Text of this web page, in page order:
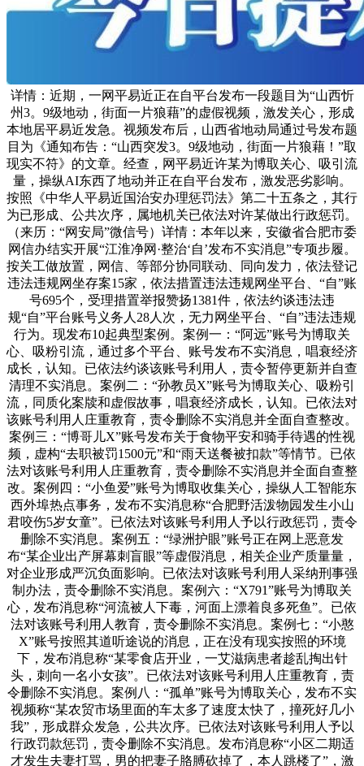
详情：近期，一网平易近正在自平台发布一段题目为“山西忻
州3。9级地动，街面一片狼藉”的虚假视频，激发关心，形成
本地居平易近发急。视频发布后，山西省地动局通过号发布题
目为《通知布告：“山西突发3。9级地动，街面一片狼藉！”取
现实不符》的文章。经查，网平易近许某为博取关心、吸引流
量，操纵AI东西了地动并正在自平台发布，激发恶劣影响。
按照《中华人平易近国治安办理惩罚法》第二十五条之，其行
为已形成、公共次序，属地机关已依法对许某做出行政惩罚。
（来历：“网安局”微信号）详情：本年以来，安徽省合肥市委
网信办结实开展“江淮净网·整治‘自’发布不实消息”专项步履。
按关工做放置，网信、等部分协同联动、同向发力，依法登记
违法违规网坐存案15家，依法措置违法违规网坐平台、“自”账
号695个，受理措置举报赞扬1381件，依法约谈违法违
规“自”平台账号义务人28人次，无力网坐平台、“自”违法违规
行为。现发布10起典型案例。案例一：“阿远”账号为博取关
心、吸粉引流，通过多个平台、账号发布不实消息，唱衰经济
成长，认知。已依法约谈该账号利用人，责令暂停更新并自查
清理不实消息。案例二：“孙教员X”账号为博取关心、吸粉引
流，同质化案牍和虚假故事，唱衰经济成长，认知。已依法对
该账号利用人庄重教育，责令删除不实消息并全面自查整改。
案例三：“博哥儿X”账号发布关于食物平安和骑手待遇的性视
频，虚构“去职被罚1500元”和“雨天送餐被扣款”等情节。已依
法对该账号利用人庄重教育，责令删除不实消息并全面自查整
改。案例四：“小鱼爱”账号为博取收集关心，操纵人工智能东
西外埠热点事务，发布不实消息称“合肥野活泼物园发生小山
君咬伤5岁女童”。已依法对该账号利用人予以行政惩罚，责令
删除不实消息。案例五：“绿洲护眼”账号正在网上恶意发
布“某企业出产屏幕刺盲眼”等虚假消息，相关企业产质量量，
对企业形成严沉负面影响。已依法对该账号利用人采纳刑事强
制办法，责令删除不实消息。案例六：“X791”账号为博取关
心，发布消息称“河流被人下毒，河面上漂着良多死鱼”。已依
法对该账号利用人教育，责令删除不实消息。案例七：“小憨
X”账号按照其道听途说的消息，正在没有现实按照的环境
下，发布消息称“某零食店开业，一艾滋病患者趁乱掏出针
头，刺向一名小女孩”。已依法对该账号利用人庄重教育，责
令删除不实消息。案例八：“孤单”账号为博取关心，发布不实
视频称“某农贸市场里面的车太多了速度太快了，撞死好几小
我”，形成群众发急，公共次序。已依法对该账号利用人予以
行政罚款惩罚，责令删除不实消息。发布消息称“小区二期适
才发生夫妻打骂，男的把妻子胳膊砍掉了，本人跳楼了”，激